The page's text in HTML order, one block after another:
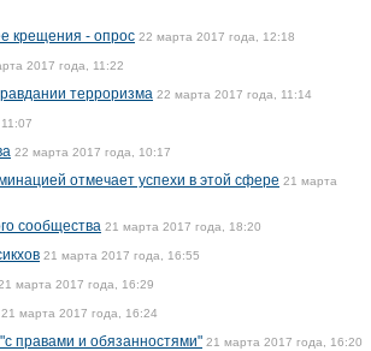
крещения - опрос 22 марта 2017 года, 12:18
2017 года, 11:22
терроризма 22 марта 2017 года, 11:14
22 марта 2017 года, 10:17
отмечает успехи в этой сфере 21 марта
сообщества 21 марта 2017 года, 18:20
21 марта 2017 года, 16:55
марта 2017 года, 16:29
21 марта 2017 года, 16:24
правами и обязанностями" 21 марта 2017 года, 16:20